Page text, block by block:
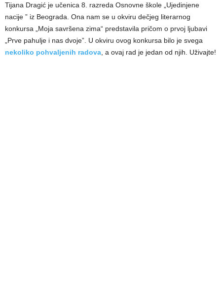
Tijana Dragić je učenica 8. razreda Osnovne škole „Ujedinjene
nacije ” iz Beograda. Ona nam se u okviru dečjeg literarnog
konkursa „Moja savršena zima“ predstavila pričom o prvoj ljubavi
„Prve pahulјe i nas dvoje”. U okviru ovog konkursa bilo je svega
nekoliko pohvaljenih radova , a ovaj rad je jedan od njih. Uživajte!